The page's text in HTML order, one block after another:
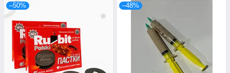
–50% –48%